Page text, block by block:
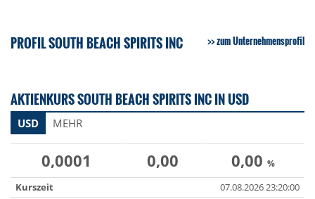
PROFIL SOUTH BEACH SPIRITS INC zum Unternehmensprofil
AKTIENKURS SOUTH BEACH SPIRITS INC IN USD
USD MEHR
0,0001 0,00 0,00 %
Kurszeit 07.08.2026 23:20:00